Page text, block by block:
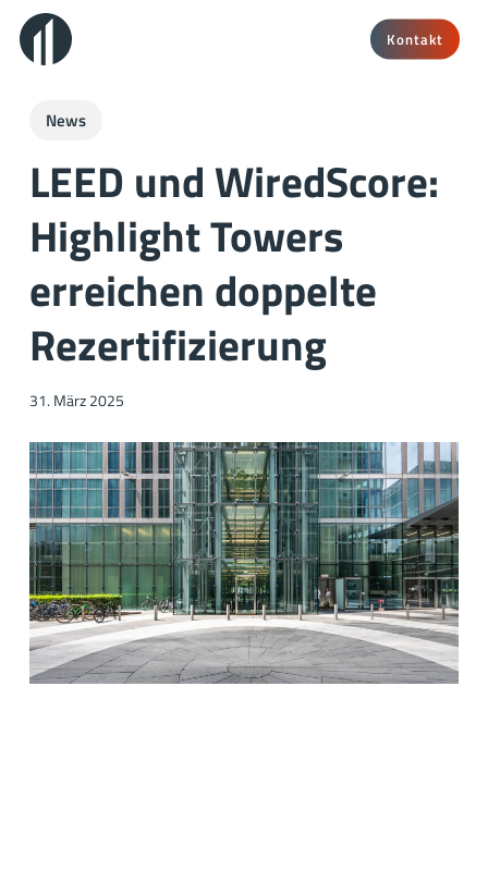
Skip
main
Kontakt
News
LEED und WiredScore:
Highlight Towers
erreichen doppelte
Rezertifizierung
31. März 2025